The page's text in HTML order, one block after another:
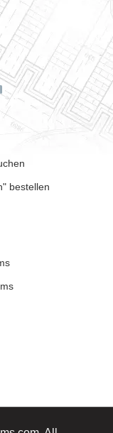
bestellen